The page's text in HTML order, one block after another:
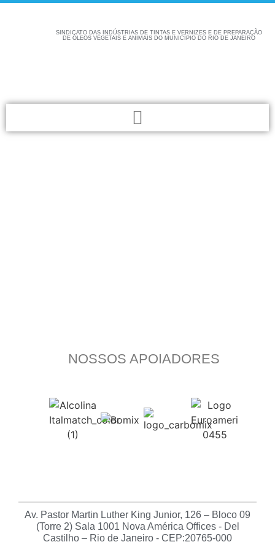
SINDICATO DAS INDÚSTRIAS DE TINTAS E VERNIZES E DE PREPARAÇÃO
DE ÓLEOS VEGETAIS E ANIMAIS DO MUNICÍPIO DO RIO DE JANEIRO
NOSSOS APOIADORES
Av. Pastor Martin Luther King Junior, 126 – Bloco 09
(Torre 2) Sala 1001 Nova América Offices - Del
Castilho – Rio de Janeiro - CEP:20765-000